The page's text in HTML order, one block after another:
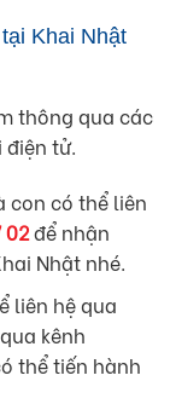
Khai Nhật
thông qua các
tử.
con có thể liên
02để nhận
Nhật nhé.
liên hệ qua
kênh
thể tiến hành